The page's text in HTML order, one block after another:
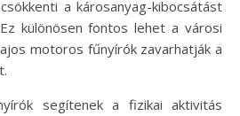
a károsanyag-kibocsátást
különösen fontos lehet a városi
motoros fűnyírók zavarhatják a
segítenek a fizikai aktivitás